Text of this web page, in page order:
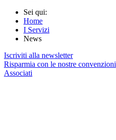
Sei qui:
Home
I Servizi
News
Iscriviti alla newsletter
Risparmia con le nostre convenzioni
Associati